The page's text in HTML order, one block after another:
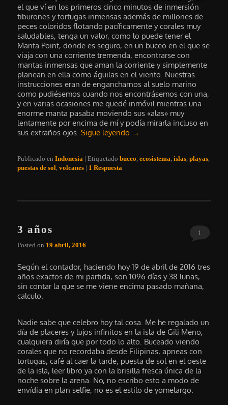
el que ví en los primeros cinco minutos de inmersión
tiburones y tortugas inmensas además de millones de
peces coloridos flotando pacíficamente y corales muy
saludables, tenga un valor, como lo puede tener el
Manta Point, donde es seguro, en un buceo en el que se
viaja con una corriente tremenda, encontrarse con
mantas inmensas que aman la corriente y simplemente
planean en ella como águilas en el viento. Nuestras
instrucciones eran de engancharnos al suelo marino
como pudiésemos cuando nos encontrásemos con una,
y en varias ocasiones me quedé inmóvil mientras una
enorme manta pasaba moviendo sus «alas» muy
lentamente por encima de mí y podía mirarla incluso en
sus extraños ojos.Sigue leyendo →
Publicado en Indonesia |Etiquetado buceo ,ecosistema ,islas ,playas
puestas de sol ,volcanes | 1 Respuesta
3 años
Posted on 19 abril, 2016
1
Según el contador, haciendo hoy 19 de abril de 2016 tres
años exactos de mi partida, son 1096 días y 38 lunas,
sin contar la que se me viene encima pasado mañana,
calculo.
Nadie sabe que celebro hoy tal cosa. Me he regalado un
día de placeres y lujos infinitos en la isla de Gili Meno,
cualquiera diría que por todo lo alto. Buceado viendo
corales que no recordaba desde Filipinas, apneas con
tortugas, café al caer la tarde, puesta de sol en el oeste
de la isla, leer libro ya con la brisilla fresca única de la
noche sobre la arena. No, no escribo esto a modo de
envídia en plan selfie, no es el estilo de yomelargo.